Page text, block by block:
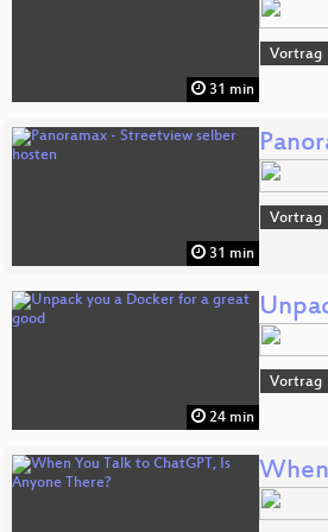
31 min
Vortrag
31 min
Vortrag
24 min
Vortrag